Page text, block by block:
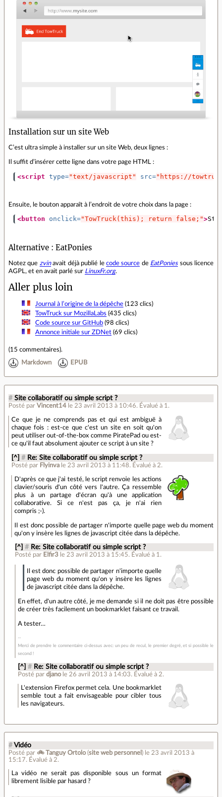
Installation sur un site Web
C’est ultra simple à installer sur un site Web, deux lignes :
Il suffit d’insérer cette ligne dans votre page HTML :
<script type="text/javascript" src="https://
Ensuite, le bouton apparaît à l’endroit de votre choix dans la page :
<button onclick="TowTruck(this); return false;">
Alternative : EatPonies
Notez que zvinavait déjà publié le code source de EatPoniessous licence
AGPL, et en avait parlé sur LinuxFr.org.
Aller plus loin
Journal à l’origine de la dépêche(123 clics)
TowTruck sur MozillaLabs (435 clics)
Code source sur GitHub(98 clics)
Annonce initiale sur ZDNet(69 clics)
(15 commentaires).
Markdown EPUB
# Site collaboratif ou simple script ?
Posté par Vincent14 le 23 avril 2013 à 10:46. Évalué à 1 .
Ce que je ne comprends pas et qui est ambiguë à
chaque fois : est-ce que c'est un site en soit qu'on
peut utiliser out-of-the-box comme PiratePad ou est-
ce qu'il faut absolument ajouter ce script à un site ?
[^] # Re: Site collaboratif ou simple script ?
Posté par Flyinva le 23 avril 2013 à 11:48. Évalué à 2.
D'après ce que j'ai testé, le script renvoie les actions
clavier/souris d'un côté vers l'autre. Ça ressemble
plus à un partage d'écran qu'à une application
collaborative. Si ce n'est pas ça, je n'ai rien
compris ;-).
Il est donc possible de partager n'importe quelle page web du moment
qu'on y insère les lignes de javascript citée dans la dépêche.
[^] # Re: Site collaboratif ou simple script ?
Posté par Elfir3 le 23 avril 2013 à 15:45. Évalué à 1 .
Il est donc possible de partager n'importe quelle
page web du moment qu'on y insère les lignes
de javascript citée dans la dépêche.
En effet, d'un autre côté, je me demande si il ne doit pas être possible
de créer très facilement un bookmarklet faisant ce travail.
A tester…
Merci de prendre le commentaire ci-dessus avec: un peu de recul, le premier degré, et si possible le
second !
[^] # Re: Site collaboratif ou simple script ?
Posté pardjano le 26 avril 2013 à 14:03. Évalué à 2.
L'extension Firefox permet cela. Une bookmarklet
semble tout a fait envisageable pour cibler tous
les navigateurs.
# Vidéo
Posté par 🚲 Tanguy Ortolo(site web personnel ) le 23 avril 2013 à
15:17. Évalué à 2.
La vidéo ne serait pas disponible sous un format
librement lisible par hasard ?